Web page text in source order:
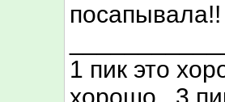
1 пик это